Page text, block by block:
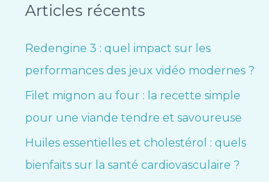
Articles récents
Redengine 3 : quel impact sur les
performances des jeux vidéo modernes ?
Filet mignon au four : la recette simple
pour une viande tendre et savoureuse
Huiles essentielles et cholestérol : quels
bienfaits sur la santé cardiovasculaire ?